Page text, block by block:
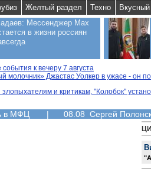
Желтый раздел Техно Вкусный
Мессенджер Max
в жизни россиян
события к вечеру 7 августа
молочник» Джастас Уолкер в ужасе - он
злопыхателям и критикам, "Колобок"
в МФЦ | 08.08 Сергей